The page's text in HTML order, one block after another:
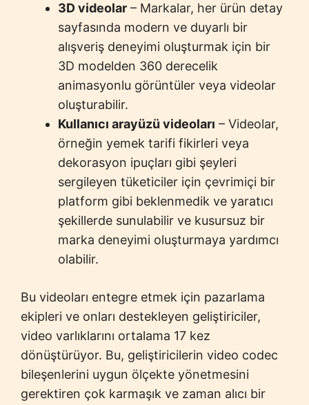
3D videolar – Markalar, her ürün detay
sayfasında modern ve duyarlı bir
alışveriş deneyimi oluşturmak için bir
3D modelden 360 derecelik
animasyonlu görüntüler veya videolar
oluşturabilir.
Kullanıcı arayüzü videoları – Videolar,
örneğin yemek tarifi fikirleri veya
dekorasyon ipuçları gibi şeyleri
sergileyen tüketiciler için çevrimiçi bir
platform gibi beklenmedik ve yaratıcı
şekillerde sunulabilir ve kusursuz bir
marka deneyimi oluşturmaya yardımcı
olabilir.
Bu videoları entegre etmek için pazarlama
ekipleri ve onları destekleyen geliştiriciler,
video varlıklarını ortalama 17 kez
dönüştürüyor. Bu, geliştiricilerin video codec
bileşenlerini uygun ölçekte yönetmesini
gerektiren çok karmaşık ve zaman alıcı bir